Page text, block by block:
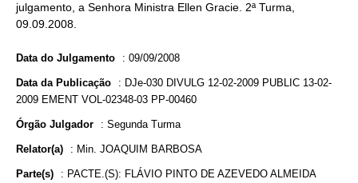
julgamento, a Senhora Ministra Ellen Gracie. 2ª Turma,
09.09.2008.
Data do Julgamento : 09/09/2008
Data da Publicação : DJe-030 DIVULG 12-02-2009 PUBLIC 13-02-
2009 EMENT VOL-02348-03 PP-00460
Órgão Julgador : Segunda Turma
Relator(a) : Min. JOAQUIM BARBOSA
Parte(s) : PACTE.(S): FLÁVIO PINTO DE AZEVEDO ALMEIDA